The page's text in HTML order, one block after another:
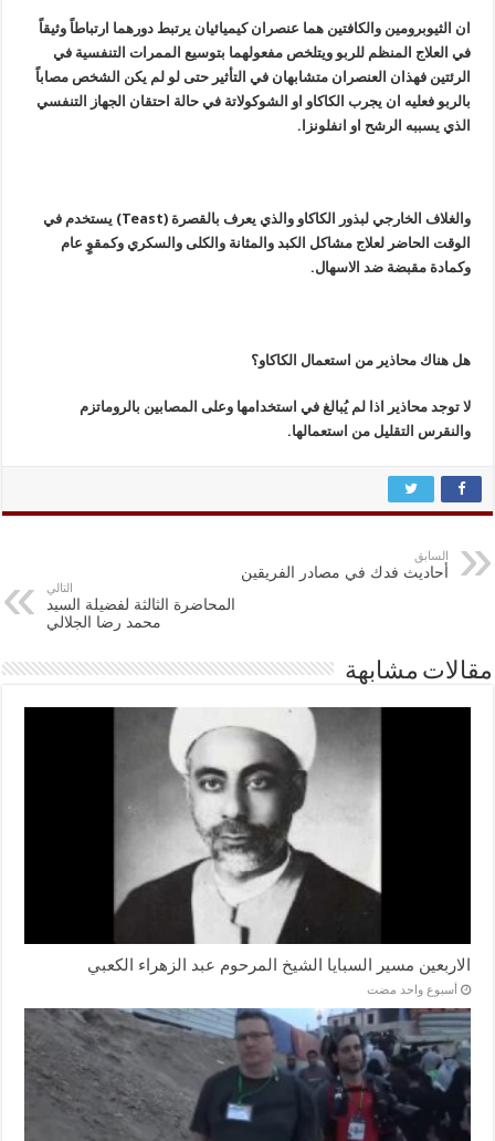
ان الثيوبرومين والكافتين هما عنصران كيميائيان يرتبط دورهما ارتباطاً وثيقاً
في العلاج المنظم للربو ويتلخص مفعولهما بتوسيع الممرات التنفسية في
الرئتين فهذان العنصران متشابهان في التأثير حتى لو لم يكن الشخص مصاباً
بالربو فعليه ان يجرب الكاكاو او الشوكولاتة في حالة احتقان الجهاز التنفسي
الذي يسببه الرشح او انفلونزا.
والغلاف الخارجي لبذور الكاكاو والذي يعرف بالقصرة (Teast) يستخدم في
الوقت الحاضر لعلاج مشاكل الكبد والمثانة والكلى والسكري وكمقوٍ عام
وكمادة مقبضة ضد الاسهال.
هل هناك محاذير من استعمال الكاكاو؟
لا توجد محاذير اذا لم يُبالغ في استخدامها وعلى المصابين بالروماتزم
والنقرس التقليل من استعمالها.
السابق
أحاديث فدك في مصادر الفريقين
التالي
المحاضرة الثالثة لفضيلة السيد
محمد رضا الجلالي
مقالات مشابهة
الاربعين مسير السبايا الشيخ المرحوم عبد الزهراء الكعبي
‏أسبوع واحد مضت